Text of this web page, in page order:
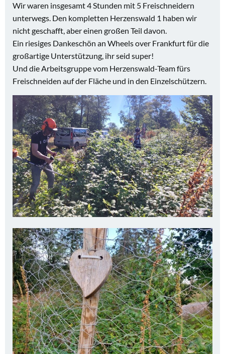
Wir waren insgesamt 4 Stunden mit 5 Freischneidern
unterwegs. Den kompletten Herzenswald 1 haben wir
nicht geschafft, aber einen großen Teil davon.
Ein riesiges Dankeschön an Wheels over Frankfurt für die
großartige Unterstützung, ihr seid super!
Und die Arbeitsgruppe vom Herzenswald-Team fürs
Freischneiden auf der Fläche und in den Einzelschützern.